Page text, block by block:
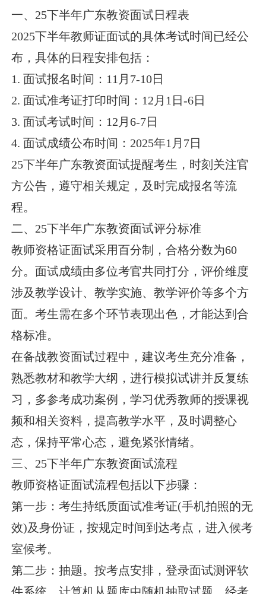
一、25下半年广东教资面试日程表
2025下半年教师证面试的具体考试时间已经公
布，具体的日程安排包括：
1. 面试报名时间：11月7-10日
2. 面试准考证打印时间：12月1日-6日
3. 面试考试时间：12月6-7日
4. 面试成绩公布时间：2025年1月7日
25下半年广东教资面试提醒考生，时刻关注官
方公告，遵守相关规定，及时完成报名等流
程。
二、25下半年广东教资面试评分标准
教师资格证面试采用百分制，合格分数为60
分。面试成绩由多位考官共同打分，评价维度
涉及教学设计、教学实施、教学评价等多个方
面。考生需在多个环节表现出色，才能达到合
格标准。
在备战教资面试过程中，建议考生充分准备，
熟悉教材和教学大纲，进行模拟试讲并反复练
习，多参考成功案例，学习优秀教师的授课视
频和相关资料，提高教学水平，及时调整心
态，保持平常心态，避免紧张情绪。
三、25下半年广东教资面试流程
教师资格证面试流程包括以下步骤：
第一步：考生持纸质面试准考证(手机拍照的无
效)及身份证，按规定时间到达考点，进入候考
室候考。
第二步：抽题。按考点安排，登录面试测评软
件系统，计算机从题库中随机抽取试题，经考